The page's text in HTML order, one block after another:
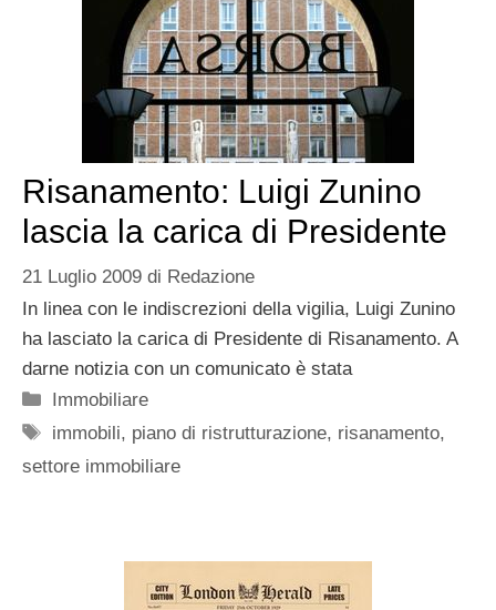
Risanamento: Luigi Zunino
lascia la carica di Presidente
21 Luglio 2009 di Redazione
In linea con le indiscrezioni della vigilia, Luigi Zunino
ha lasciato la carica di Presidente di Risanamento. A
darne notizia con un comunicato è stata
Categorie
Immobiliare
Tag
immobili, piano di ristrutturazione, risanamento,
settore immobiliare